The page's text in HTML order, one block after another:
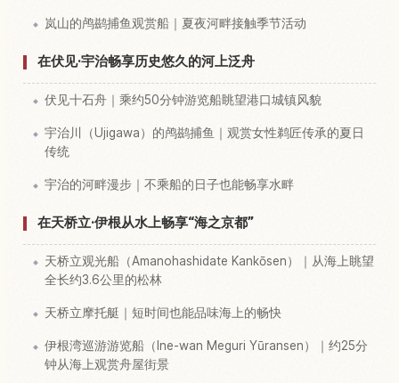
岚山的鸬鹚捕鱼观赏船｜夏夜河畔接触季节活动
在伏见·宇治畅享历史悠久的河上泛舟
伏见十石舟｜乘约50分钟游览船眺望港口城镇风貌
宇治川（Ujigawa）的鸬鹚捕鱼｜观赏女性鹈匠传承的夏日
传统
宇治的河畔漫步｜不乘船的日子也能畅享水畔
在天桥立·伊根从水上畅享“海之京都”
天桥立观光船（Amanohashidate Kankōsen）｜从海上眺望
全长约3.6公里的松林
天桥立摩托艇｜短时间也能品味海上的畅快
伊根湾巡游游览船（Ine-wan Meguri Yūransen）｜约25分
钟从海上观赏舟屋街景